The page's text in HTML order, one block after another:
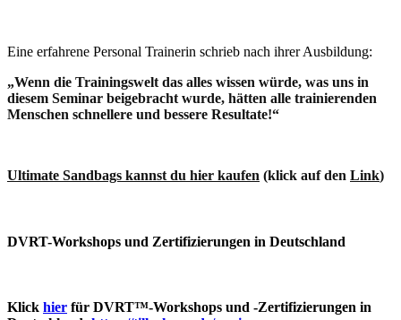
Eine erfahrene Personal Trainerin schrieb nach ihrer Ausbildung:
„Wenn die Trainingswelt das alles wissen würde, was uns in
diesem Seminar beigebracht wurde, hätten alle trainierenden
Menschen schnellere und bessere Resultate!“
Ultimate Sandbags kannst du hier kaufen (klick auf den Link)
DVRT-Workshops und Zertifizierungen in Deutschland
Klick hier für DVRT™-Workshops und -Zertifizierungen in